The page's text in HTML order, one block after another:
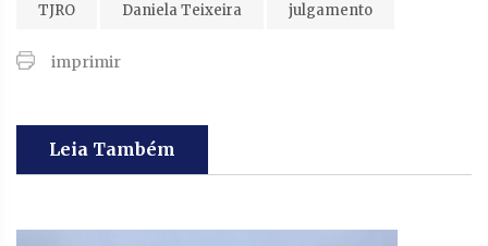
TJRO
Daniela Teixeira julgamento
imprimir
Leia Também